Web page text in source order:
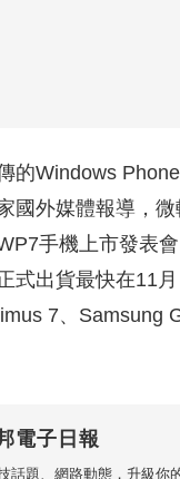
的Windows Phone
國外媒體報導，
手機上市發表
式出貨最快在11
7、Samsung
電子日報
話題、網路動態，升級你